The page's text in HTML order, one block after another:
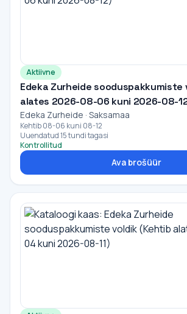
Aktiivne
Edeka Zurheide sooduspakkumiste
alates 2026-08-06 kuni 2026-08-
Edeka Zurheide · Saksamaa
Kehtib 08-06 kuni 08-12
Uuendatud 15 tundi tagasi
Kontrollitud
Ava brošüür